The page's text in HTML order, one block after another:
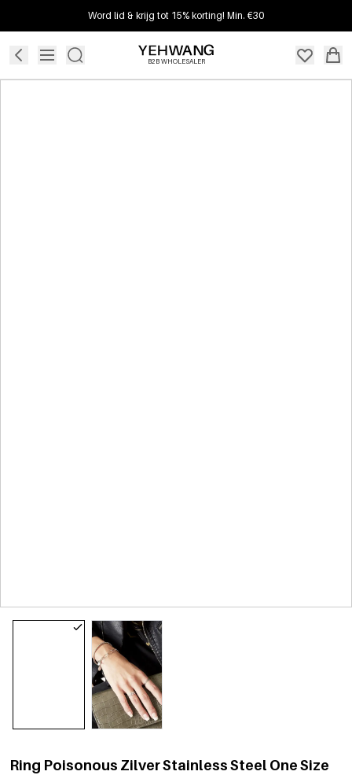
Word lid & krijg tot 15% korting! Min. €30
B2B WHOLESALER
Ring Poisonous Zilver Stainless Steel One Size